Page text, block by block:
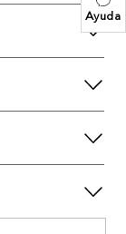
Ayuda